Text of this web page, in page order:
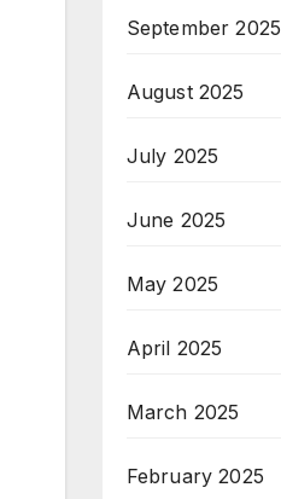
September 2025
August 2025
July 2025
June 2025
May 2025
April 2025
March 2025
February 2025